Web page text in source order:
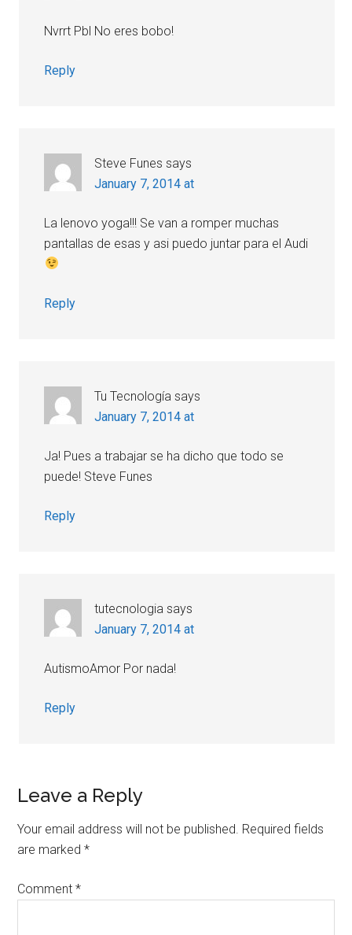
Nvrrt Pbl No eres bobo!
Reply
Steve Funes says
January 7, 2014 at
La lenovo yoga!!! Se van a romper muchas
pantallas de esas y asi puedo juntar para el Audi
Reply
Tu Tecnología says
January 7, 2014 at
Ja! Pues a trabajar se ha dicho que todo se
puede! Steve Funes
Reply
tutecnologia says
January 7, 2014 at
AutismoAmor Por nada!
Reply
Leave a Reply
Your email address will not be published. Required fields
are marked*
Comment*